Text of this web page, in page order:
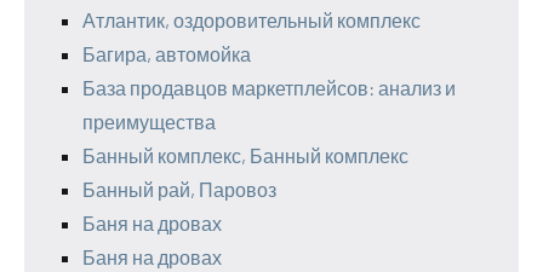
Атлантик, оздоровительный комплекс
Багира, автомойка
База продавцов маркетплейсов: анализ и
преимущества
Банный комплекс, Банный комплекс
Банный рай, Паровоз
Баня на дровах
Баня на дровах